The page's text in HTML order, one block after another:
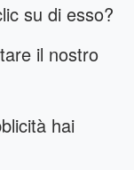
su di esso?
il nostro
hai